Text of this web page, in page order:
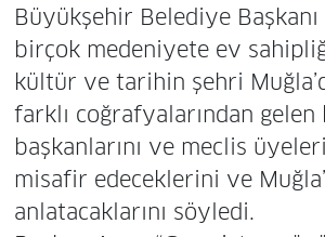
Büyükşehir Belediye
birçok medeniyete ev
kültür ve tarihin şehri
farklı coğrafyalarından
başkanlarını ve meclis
misafir edeceklerini ve
anlatacaklarını söyledi.